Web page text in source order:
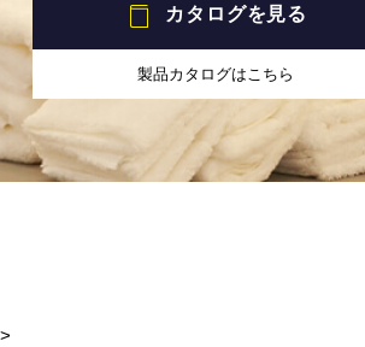
カタログを見る
製品カタログはこちら
>